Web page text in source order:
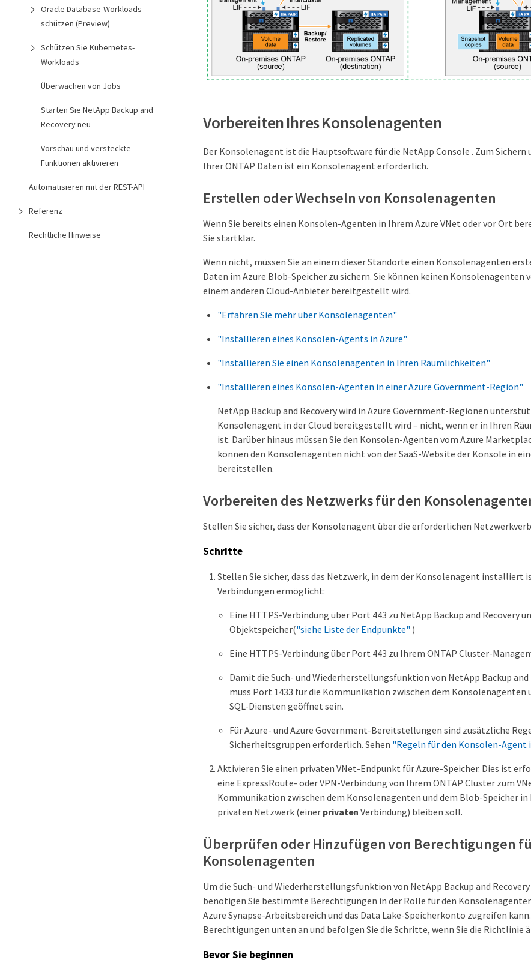
Oracle Database-Workloads
schützen (Preview)
Schützen Sie Kubernetes-
Workloads
Überwachen von Jobs
Starten Sie NetApp Backup and
Recovery neu
Vorschau und versteckte
Funktionen aktivieren
Automatisieren mit der REST-API
Referenz
Rechtliche Hinweise
Vorbereiten Ihres Konsolenagenten
Der Konsolenagent ist die Hauptsoftware für die NetApp Console . Zum Sichern
Ihrer ONTAP Daten ist ein Konsolenagent erforderlich.
Erstellen oder Wechseln von Konsolenagenten
Wenn Sie bereits einen Konsolen-Agenten in Ihrem Azure VNet oder vor Ort
Sie startklar.
Wenn nicht, müssen Sie an einem dieser Standorte einen Konsolenagenten
Daten im Azure Blob-Speicher zu sichern. Sie können keinen Konsolenagenten
einem anderen Cloud-Anbieter bereitgestellt wird.
"Erfahren Sie mehr über Konsolenagenten"
"Installieren eines Konsolen-Agents in Azure"
"Installieren Sie einen Konsolenagenten in Ihren Räumlichkeiten"
"Installieren eines Konsolen-Agenten in einer Azure Government-Region"
NetApp Backup and Recovery wird in Azure Government-Regionen
Konsolenagent in der Cloud bereitgestellt wird – nicht, wenn er in Ihren
ist. Darüber hinaus müssen Sie den Konsolen-Agenten vom Azure
können den Konsolenagenten nicht von der SaaS-Website der Konsole in
bereitstellen.
Vorbereiten des Netzwerks für den
Stellen Sie sicher, dass der Konsolenagent über die erforderlichen
Schritte
Stellen Sie sicher, dass das Netzwerk, in dem der Konsolenagent installiert
Verbindungen ermöglicht:
Eine HTTPS-Verbindung über Port 443 zu NetApp Backup and Recovery
Objektspeicher("siehe Liste der Endpunkte" )
Eine HTTPS-Verbindung über Port 443 zu Ihrem ONTAP Cluster-
Damit die Such- und Wiederherstellungsfunktion von NetApp Backup
muss Port 1433 für die Kommunikation zwischen dem Konsolenagenten
SQL-Diensten geöffnet sein.
Für Azure- und Azure Government-Bereitstellungen sind zusätzliche
Sicherheitsgruppen erforderlich. Sehen "Regeln für den Konsolen-Agent
Aktivieren Sie einen privaten VNet-Endpunkt für Azure-Speicher. Dies ist
eine ExpressRoute- oder VPN-Verbindung von Ihrem ONTAP Cluster zum
Kommunikation zwischen dem Konsolenagenten und dem Blob-Speicher
privaten Netzwerk (einer privaten Verbindung) bleiben soll.
Überprüfen oder Hinzufügen von Berechtigungen
Konsolenagenten
Um die Such- und Wiederherstellungsfunktion von NetApp Backup and
benötigen Sie bestimmte Berechtigungen in der Rolle für den
Azure Synapse-Arbeitsbereich und das Data Lake-Speicherkonto zugreifen kann.
Berechtigungen unten an und befolgen Sie die Schritte, wenn Sie die Richtlinie
Bevor Sie beginnen